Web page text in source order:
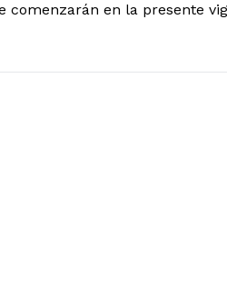
comenzarán en la presente